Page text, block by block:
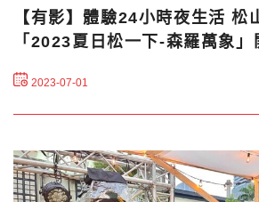
【有影】體驗24小時夜生活 松
「2023夏日松一下-森羅萬象」
2023-07-01